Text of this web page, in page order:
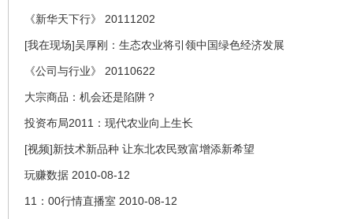
《新华天下行》 20111202
[我在现场]吴厚刚：生态农业将引领中国绿色经济发展
《公司与行业》 20110622
大宗商品：机会还是陷阱？
投资布局2011：现代农业向上生长
[视频]新技术新品种 让东北农民致富增添新希望
玩赚数据 2010-08-12
11：00行情直播室 2010-08-12